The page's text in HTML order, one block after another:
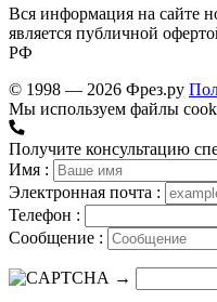
Вся информация на сайте
является публичной
РФ
© 1998 — 2026 Фрез.ру
Мы используем файлы
Получите консультацию
Имя :
Электронная почта :
Телефон :
Сообщение :
→